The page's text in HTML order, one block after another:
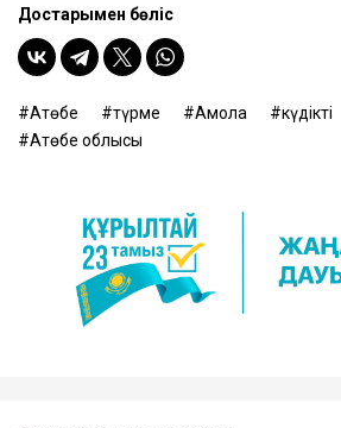
Достарыңмен бөліс
Ақтөбе түрме Ақмола күдікті
Ақтөбе облысы